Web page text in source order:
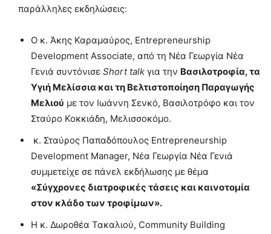
παράλληλες εκδηλώσεις:
Ο κ. Άκης Καραμαύρος, Entrepreneurship
Development Associate, από τη Νέα Γεωργία Νέα
Γενιά συντόνισε Short talk για την Βασιλοτροφία, τα
Υγιή Μελίσσια και τη Βελτιστοποίηση Παραγωγής
Μελιού με τον Ιωάννη Σενκό, Βασιλοτρόφο και τον
Σταύρο Κοκκιάδη, Μελισσοκόμο.
κ. Σταύρος Παπαδόπουλος Entrepreneurship
Development Manager, Νέα Γεωργία Νέα Γενιά
συμμετείχε σε πάνελ εκδήλωσης με θέμα
«Σύγχρονες διατροφικές τάσεις και καινοτομία
στον κλάδο των τροφίμων».
Η κ. Δωροθέα Τακαλιού, Community Building